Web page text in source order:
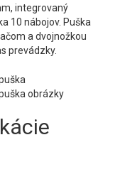
integrovaný
10 nábojov. Puška
a dvojnožkou
prevádzky.